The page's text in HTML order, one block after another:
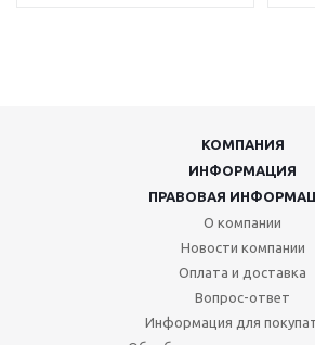
КОМПАНИЯ
ИНФОРМАЦИЯ
ПРАВОВАЯ
О компании
Новости компании
Оплата и доставка
Вопрос-ответ
Информация для